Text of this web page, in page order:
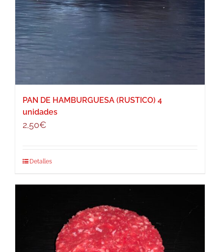
PAN DE HAMBURGUESA (RUSTICO) 4
unidades
2,50€
Detalles